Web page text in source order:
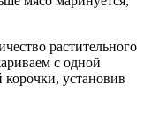
растительного
с одной
установив